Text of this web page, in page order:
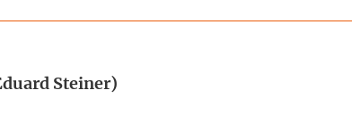
Steiner)